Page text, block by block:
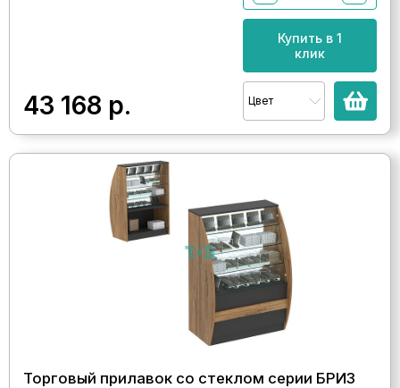
43 168 р.
Купить в 1
клик
Цвет
Торговый прилавок со стеклом серии БРИЗ